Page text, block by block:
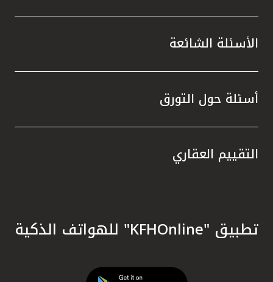
الأسئلة الشائعة
أسئلة حول التورق
التقييم العقاري
تطبيق "KFHOnline" للهواتف الذكية